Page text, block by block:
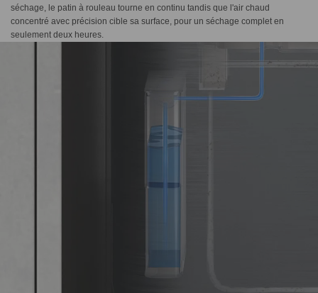
séchage, le patin à rouleau tourne en continu tandis que l'air chaud
concentré avec précision cible sa surface, pour un séchage complet en
seulement deux heures.